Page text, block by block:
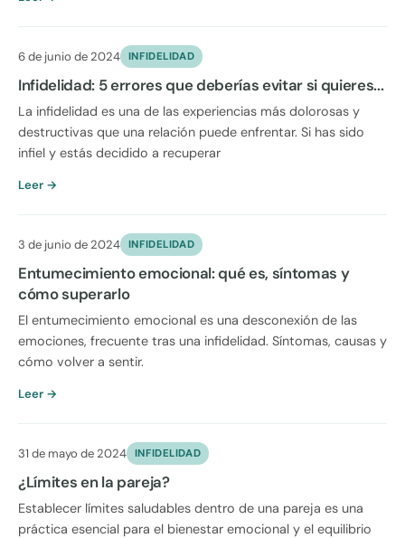
6 de junio de 2024 INFIDELIDAD
Infidelidad: 5 errores que deberías evitar si quieres...
La infidelidad es una de las experiencias más dolorosas y
destructivas que una relación puede enfrentar. Si has sido
infiel y estás decidido a recuperar
Leer →
3 de junio de 2024 INFIDELIDAD
Entumecimiento emocional: qué es, síntomas y
cómo superarlo
El entumecimiento emocional es una desconexión de las
emociones, frecuente tras una infidelidad. Síntomas, causas y
cómo volver a sentir.
Leer →
31 de mayo de 2024 INFIDELIDAD
¿Límites en la pareja?
Establecer límites saludables dentro de una pareja es una
práctica esencial para el bienestar emocional y el equilibrio